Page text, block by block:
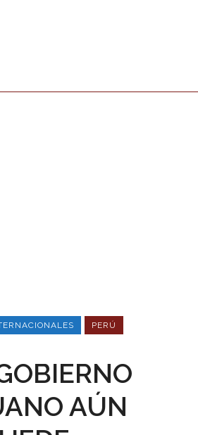
PERÚ
AÚN